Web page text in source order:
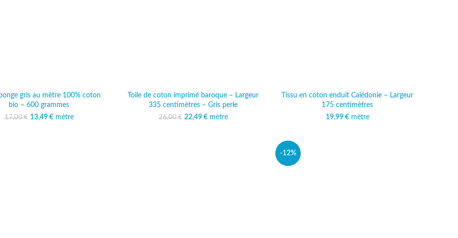
gris au mètre 100% coton
bio – 600 grammes
17,00€
Le prix initial était :
13,49 € Le prix actuel est :
mètre
Toile de coton imprimé baroque – Largeur
335 centimètres – Gris perle
26,00€
Le prix initial était :
22,49 € Le prix actuel est :
mètre
Tissu en coton enduit Calédonie – Largeur
175 centimètres
19,99 €mètre
-12%